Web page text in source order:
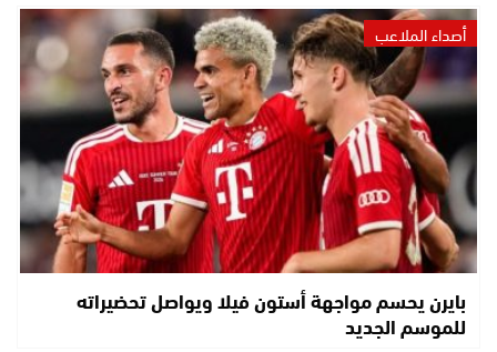
أصداء الملاعب
بايرن يحسم مواجهة أستون فيلا ويواصل تحضيراته
للموسم الجديد